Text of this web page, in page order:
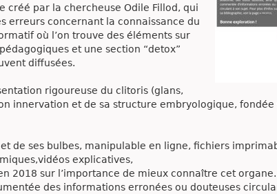
créé par la chercheuse Odile Fillod, qui
erreurs concernant la connaissance du
où l’on trouve des éléments sur
et une section “detox”
diffusées.
rigoureuse du clitoris (glans,
innervation et de sa structure embryologique,
de ses bulbes, manipulable en ligne, fichiers
explicatives,
2018 sur l’importance de mieux connaître cet organe.
des informations erronées ou douteuses